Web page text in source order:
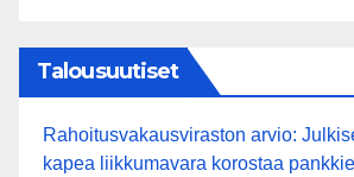
Talousuutiset
Rahoitusvakausviraston arvio:
kapea liikkumavara korostaa